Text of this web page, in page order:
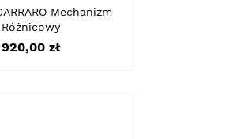
Mechanizm
Różnicowy
Cena
920,00 zł